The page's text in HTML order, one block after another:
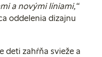
a novými líniami,“
oddelenia dizajnu
deti zahŕňa svieže a